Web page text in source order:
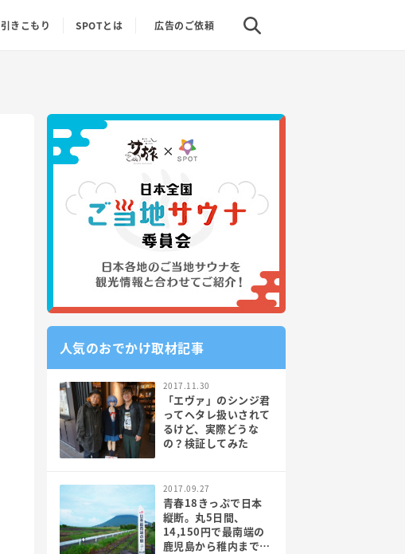
引きこもり SPOTとは 広告のご依頼
人気のおでかけ取材記事
2017.11.30
「エヴァ」のシンジ君
ってヘタレ扱いされて
るけど、実際どうな
の？検証してみた
2017.09.27
青春18きっぷで日本
縦断。丸5日間、
14,150円で最南端の
鹿児島から稚内まで行